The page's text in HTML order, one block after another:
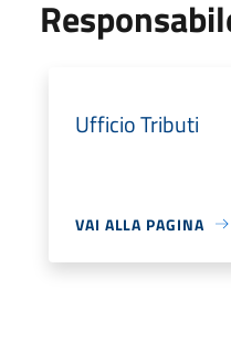
Ufficio Tributi
VAI ALLA PAGINA